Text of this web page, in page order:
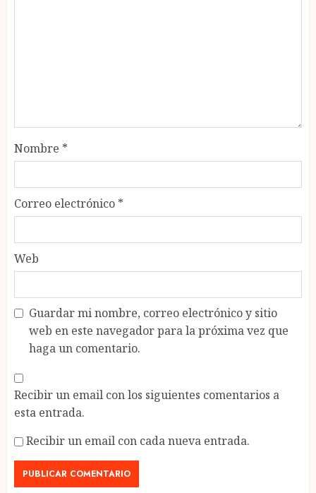
Nombre *
Correo electrónico *
Web
Guardar mi nombre, correo electrónico y sitio
web en este navegador para la próxima vez que
haga un comentario.
Recibir un email con los siguientes comentarios a
esta entrada.
Recibir un email con cada nueva entrada.